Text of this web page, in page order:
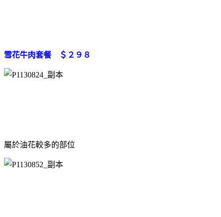
雪花牛肉套餐 ＄２９８
屬於油花較多的部位